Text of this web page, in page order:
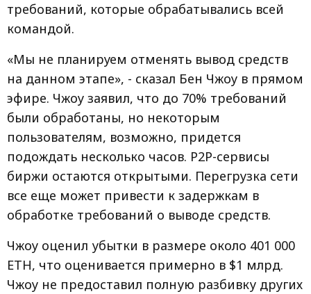
требований, которые обрабатывались всей
командой.
«Мы не планируем отменять вывод средств
на данном этапе», - сказал Бен Чжоу в прямом
эфире. Чжоу заявил, что до 70% требований
были обработаны, но некоторым
пользователям, возможно, придется
подождать несколько часов. P2P-сервисы
биржи остаются открытыми. Перегрузка сети
все еще может привести к задержкам в
обработке требований о выводе средств.
Чжоу оценил убытки в размере около 401 000
ETH, что оценивается примерно в $1 млрд.
Чжоу не предоставил полную разбивку других